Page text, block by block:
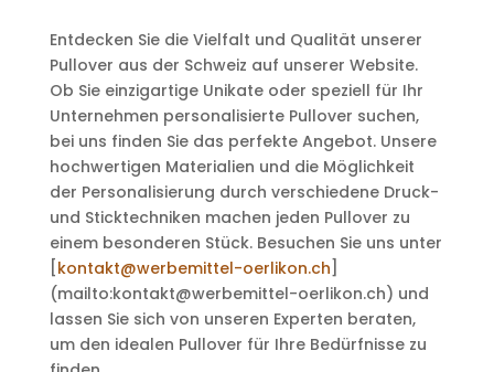
Entdecken Sie die Vielfalt und Qualität unserer
Pullover aus der Schweiz auf unserer Website.
Ob Sie einzigartige Unikate oder speziell für Ihr
Unternehmen personalisierte Pullover suchen,
bei uns finden Sie das perfekte Angebot. Unsere
hochwertigen Materialien und die Möglichkeit
der Personalisierung durch verschiedene Druck-
und Sticktechniken machen jeden Pullover zu
einem besonderen Stück. Besuchen Sie uns unter
kontakt@werbemittel-oerlikon.ch
(mailto:kontakt@werbemittel-oerlikon.ch) und
lassen Sie sich von unseren Experten beraten,
um den idealen Pullover für Ihre Bedürfnisse zu